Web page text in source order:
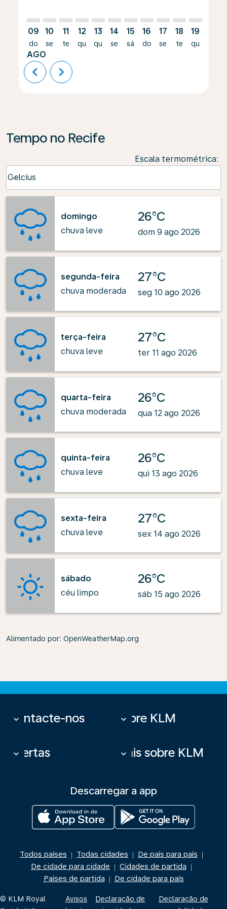
09
do
AGO
10
se
11
te
12
qu
13
qu
14
se
15
sá
16
do
17
se
18
te
19
qu
chevron_left chevron_right
Tempo no Recife
Escala termométrica:
Celcius
keyboard_arrow_down
domingo
chuva leve
26°C
dom 9 ago 2026
segunda-feira
chuva moderada
27°C
seg 10 ago 2026
terça-feira
chuva leve
27°C
ter 11 ago 2026
quarta-feira
chuva moderada
26°C
qua 12 ago 2026
quinta-feira
chuva leve
26°C
qui 13 ago 2026
sexta-feira
chuva leve
27°C
sex 14 ago 2026
sábado
céu limpo
26°C
sáb 15 ago 2026
Alimentado por: OpenWeatherMap.org
Contacte-nos
keyboard_arrow_down Sobre KLM
keyboard_arrow_down
Ofertas
keyboard_arrow_down Mais sobre KLM
keyboard_arrow_down
Descarregar a app
Todos países | Todas cidades | De país para país |
De cidade para cidade | Cidades de partida |
Países de partida | De cidade para país
© KLM Royal
Avisos
Declaração de
Declaração de